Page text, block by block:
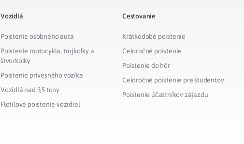
Vozidlá
Poistenie osobného auta
Poistenie motocykla, trojkolky a
štvorkolky
Poistenie prívesného vozíka
Vozidlá nad 3,5 tony
Flotilové poistenie vozidiel
Cestovanie
Krátkodobé poistenie
Celoročné poistenie
Poistenie do hôr
Celoročné poistenie pre študentov
Poistenie účastníkov zájazdu